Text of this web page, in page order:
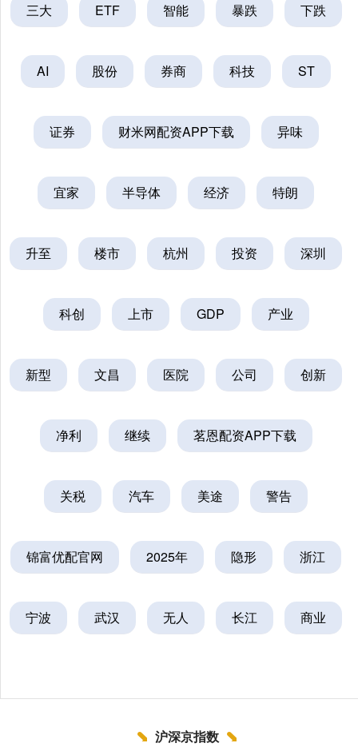
三大 ETF 智能 暴跌 下跌
AI 股份 券商 科技 ST
证券 财米网配资APP下载 异味
宜家 半导体 经济 特朗
升至 楼市 杭州 投资 深圳
科创 上市 GDP 产业
新型 文昌 医院 公司 创新
净利 继续 茗恩配资APP下载
关税 汽车 美途 警告
锦富优配官网 2025年 隐形 浙江
宁波 武汉 无人 长江 商业
沪深京指数